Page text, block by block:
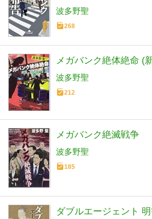
波多野聖
268
メガバンク絶体絶命 (
波多野聖
212
メガバンク絶滅戦争
波多野聖
185
ダブルエージェント